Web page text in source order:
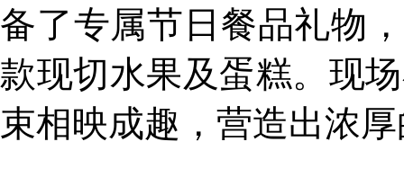
备了专属节日餐品礼物
款现切水果及蛋糕。现
束相映成趣，营造出浓